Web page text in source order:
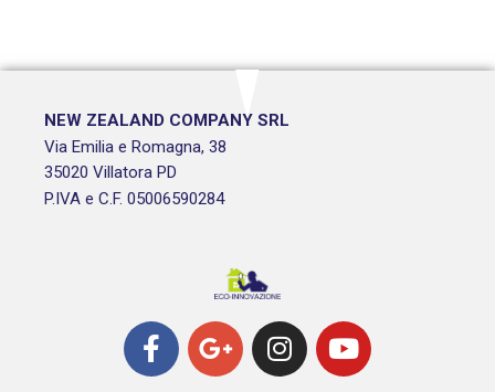
NEW ZEALAND COMPANY SRL
Via Emilia e Romagna, 38
35020 Villatora PD
P.IVA e C.F. 05006590284